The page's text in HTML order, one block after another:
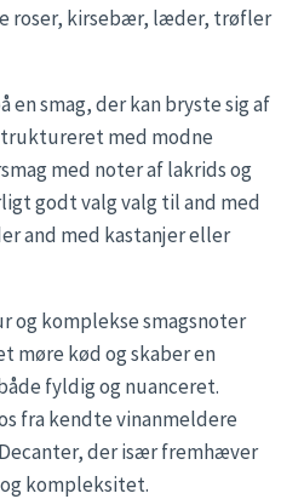
roser, kirsebær, læder, trøfler
en smag, der kan bryste sig af
med modne
med noter af lakrids og
godt valg valg til and med
and med kastanjer eller
og komplekse smagsnoter
møre kød og skaber en
fyldig og nuanceret.
fra kendte vinanmeldere
der især fremhæver
kompleksitet.